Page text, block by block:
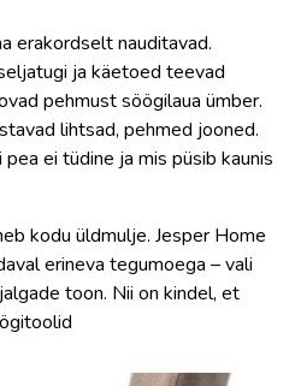
erakordselt nauditavad.
ja käetoed teevad
pehmust söögilaua ümber.
lihtsad, pehmed jooned.
ei tüdine ja mis püsib kaunis
kodu üldmulje. Jesper Home
erineva tegumoega – vali
toon. Nii on kindel, et